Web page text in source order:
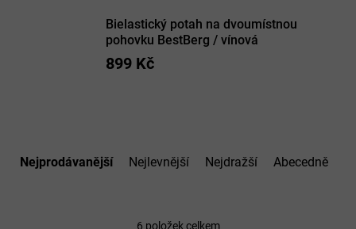
Bielastický potah na dvoumístnou
pohovku BestBerg / vínová
899 Kč
Nejprodávanější Nejlevnější Nejdražší Abecedně
6 položek celkem